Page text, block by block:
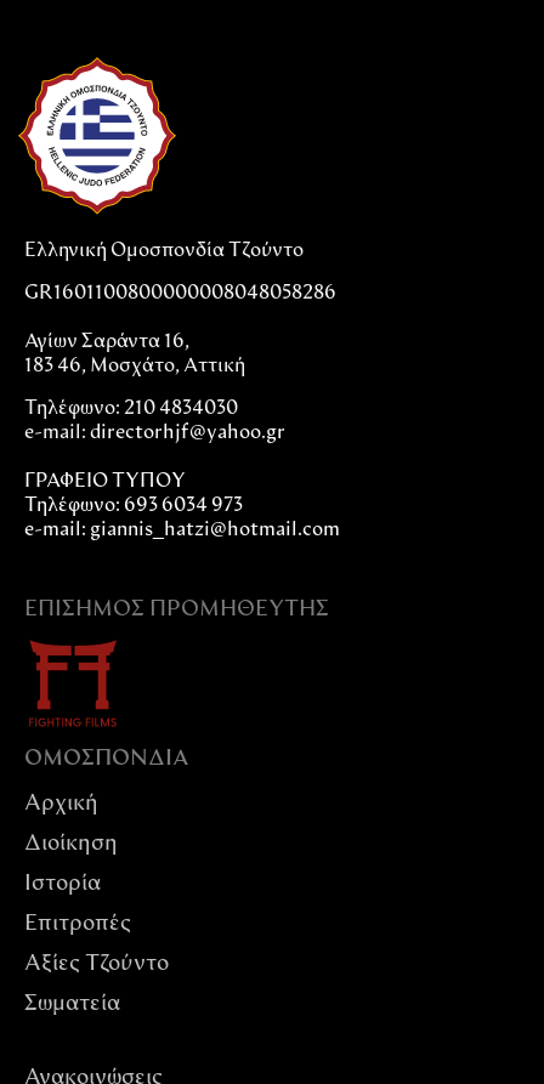
Ελληνική Ομοσπονδία Τζούντο
GR1601100800000008048058286
Αγίων Σαράντα 16,
183 46, Μοσχάτο, Αττική
Τηλέφωνο: 210 4834030
e-mail: directorhjf@yahoo.gr
ΓΡΑΦΕΙΟ ΤΥΠΟΥ
Τηλέφωνο: 693 6034 973
e-mail: giannis_hatzi@hotmail.com
ΕΠΊΣΗΜΟΣ ΠΡΟΜΗΘΕΥΤΉΣ
ΟΜΟΣΠΟΝΔIΑ
Αρχική
Διοίκηση
Ιστορία
Επιτροπές
Αξίες Tζούντο
Σωματεία
Ανακοινώσεις